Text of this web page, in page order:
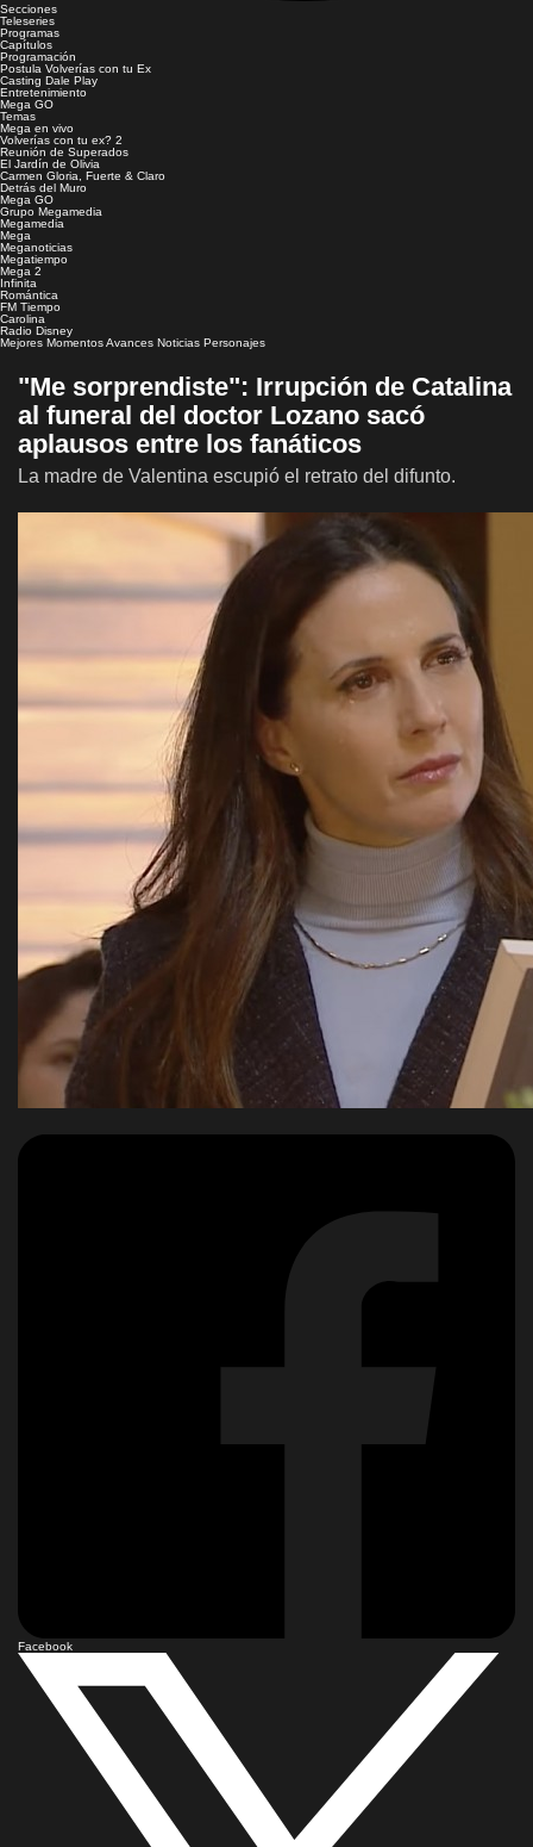
Secciones
Teleseries
Programas
Capítulos
Programación
Postula Volverías con tu Ex
Casting Dale Play
Entretenimiento
Mega GO
Temas
Mega en vivo
Volverías con tu ex? 2
Reunión de Superados
El Jardín de Olivia
Carmen Gloria, Fuerte & Claro
Detrás del Muro
Mega GO
Grupo Megamedia
Megamedia
Mega
Meganoticias
Megatiempo
Mega 2
Infinita
Romántica
FM Tiempo
Carolina
Radio Disney
Mejores MomentosAvances Noticias Personajes
"Me sorprendiste": Irrupción de Catalina
al funeral del doctor Lozano sacó
aplausos entre los fanáticos
La madre de Valentina escupió el retrato del difunto.
Facebook